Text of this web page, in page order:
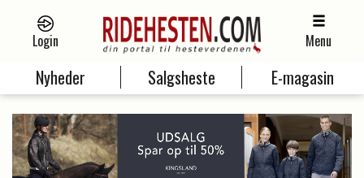
Login Menu
Nyheder Salgsheste E-magasin